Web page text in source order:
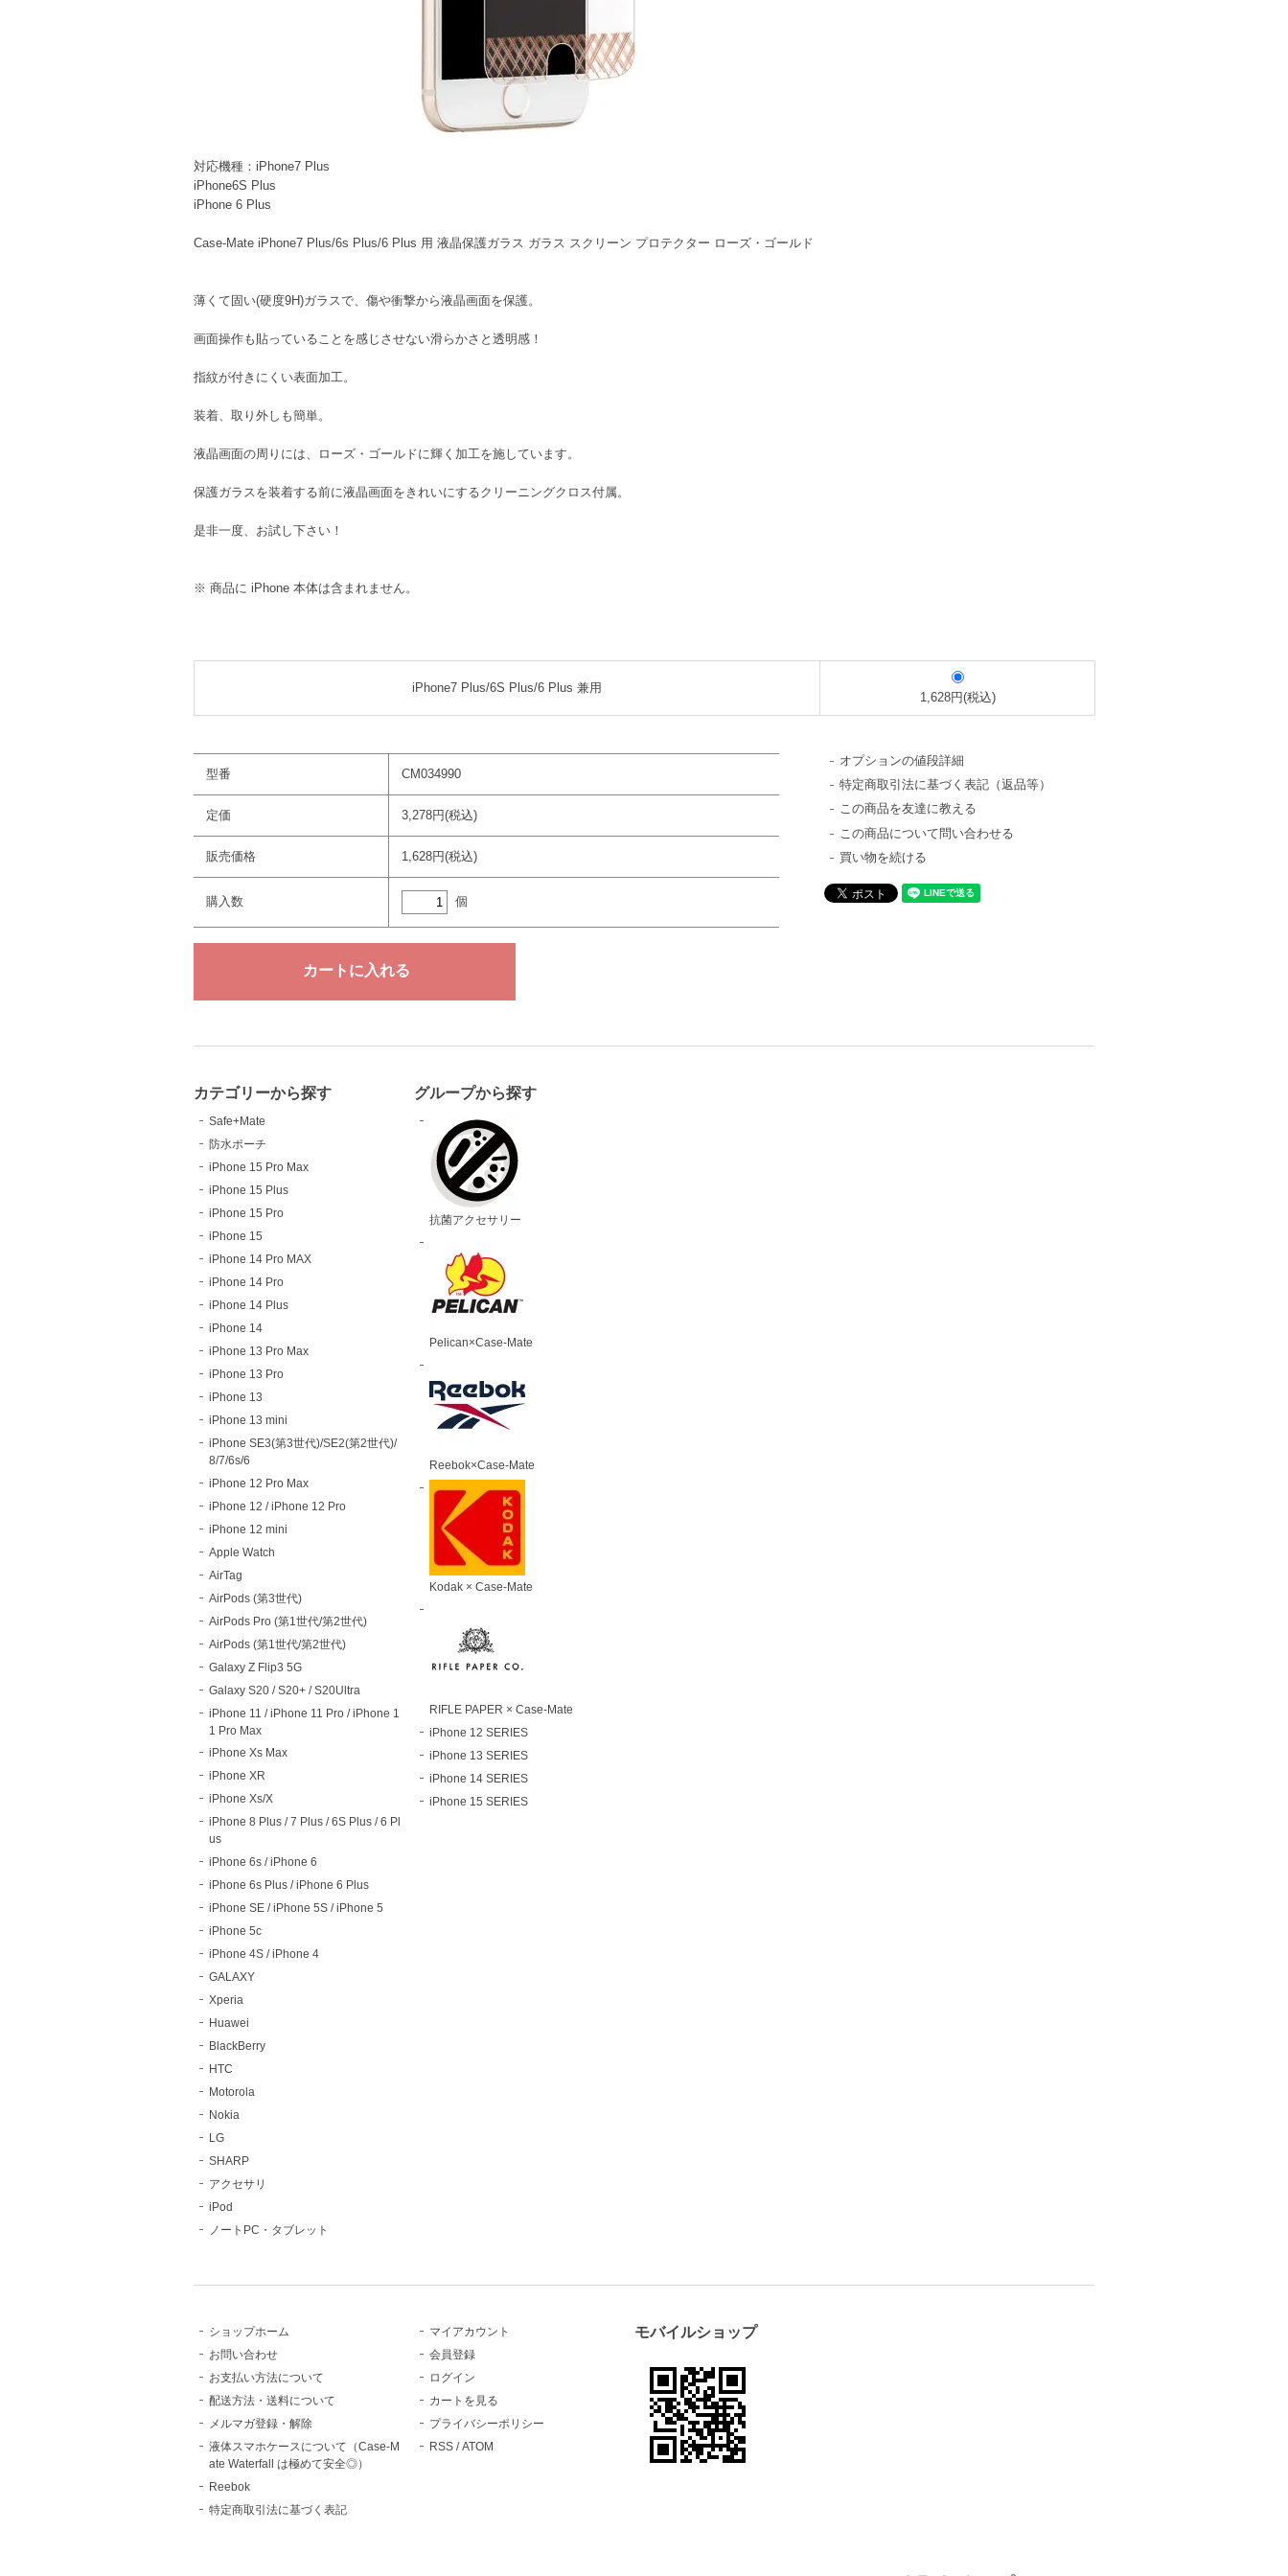
対応機種：iPhone7 Plus
iPhone6S Plus
iPhone 6 Plus
Case-Mate iPhone7 Plus/6s Plus/6 Plus 用 液晶保護ガラス ガラス スクリーン プロテクター ローズ・ゴールド
薄くて固い(硬度9H)ガラスで、傷や衝撃から液晶画面を保護。
画面操作も貼っていることを感じさせない滑らかさと透明感！
指紋が付きにくい表面加工。
装着、取り外しも簡単。
液晶画面の周りには、ローズ・ゴールドに輝く加工を施しています。
保護ガラスを装着する前に液晶画面をきれいにするクリーニングクロス付属。
是非一度、お試し下さい！
※ 商品に iPhone 本体は含まれません。
iPhone7 Plus/6S Plus/6 Plus 兼用
1,628円(税込)
型番 CM034990
定価 3,278円(税込)
販売価格 1,628円(税込)
購入数 個
オプションの値段詳細
特定商取引法に基づく表記（返品等）
この商品を友達に教える
この商品について問い合わせる
買い物を続ける
カテゴリーから探す
Safe+Mate
防水ポーチ
iPhone 15 Pro Max
iPhone 15 Plus
iPhone 15 Pro
iPhone 15
iPhone 14 Pro MAX
iPhone 14 Pro
iPhone 14 Plus
iPhone 14
iPhone 13 Pro Max
iPhone 13 Pro
iPhone 13
iPhone 13 mini
iPhone SE3(第3世代)/SE2(第2世代)/
8/7/6s/6
iPhone 12 Pro Max
iPhone 12 / iPhone 12 Pro
iPhone 12 mini
Apple Watch
AirTag
AirPods (第3世代)
AirPods Pro (第1世代/第2世代)
AirPods (第1世代/第2世代)
Galaxy Z Flip3 5G
Galaxy S20 / S20+ / S20Ultra
iPhone 11 / iPhone 11 Pro / iPhone 1
1 Pro Max
iPhone Xs Max
iPhone XR
iPhone Xs/X
iPhone 8 Plus / 7 Plus / 6S Plus / 6 Pl
us
iPhone 6s / iPhone 6
iPhone 6s Plus / iPhone 6 Plus
iPhone SE / iPhone 5S / iPhone 5
iPhone 5c
iPhone 4S / iPhone 4
GALAXY
Xperia
Huawei
BlackBerry
HTC
Motorola
Nokia
LG
SHARP
アクセサリ
iPod
ノートPC・タブレット
グループから探す
抗菌アクセサリー
Pelican×Case-Mate
Reebok×Case-Mate
Kodak × Case-Mate
RIFLE PAPER × Case-Mate
iPhone 12 SERIES
iPhone 13 SERIES
iPhone 14 SERIES
iPhone 15 SERIES
ショップホーム
お問い合わせ
お支払い方法について
配送方法・送料について
メルマガ登録・解除
液体スマホケースについて（Case-M
ate Waterfall は極めて安全◎）
Reebok
特定商取引法に基づく表記
マイアカウント
会員登録
ログイン
カートを見る
プライバシーポリシー
RSS /ATOM
モバイルショップ